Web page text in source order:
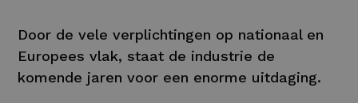
Door de vele verplichtingen op nationaal en
Europees vlak, staat de industrie de
komende jaren voor een enorme uitdaging.